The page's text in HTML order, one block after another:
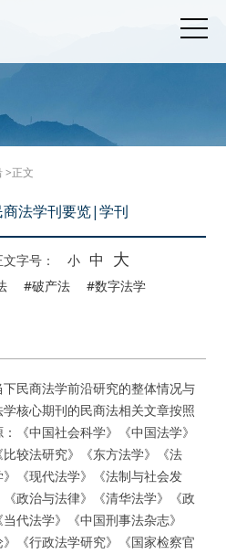
>正文
法学刊要览|学刊
文字号： 小 中 大
#破产法 #数字法学
民商法学前沿研究的整体情况与
核心期刊的民商法相关文章按照
《中国社会科学》《中国法学》
比较法研究》《东方法学》《法
《现代法学》《法制与社会发
政治与法律》《清华法学》《政
代法学》《中国刑事法杂志》
》《行政法学研究》《国家检察官